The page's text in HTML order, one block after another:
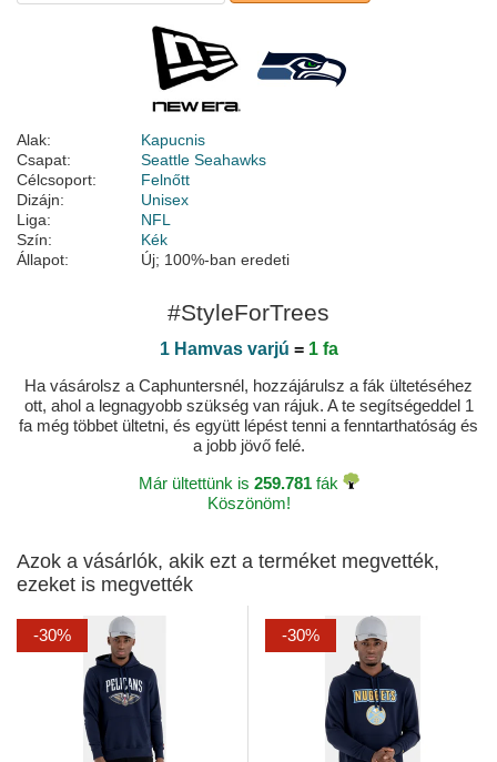
Alak:
Kapucnis
Csapat:
Seattle Seahawks
Célcsoport:
Felnőtt
Dizájn:
Unisex
Liga:
NFL
Szín:
Kék
Állapot:
Új; 100%-ban eredeti
#StyleForTrees
1 Hamvas varjú = 1 fa
Ha vásárolsz a Caphuntersnél, hozzájárulsz a fák ültetéséhez
ott, ahol a legnagyobb szükség van rájuk. A te segítségeddel 1
fa még többet ültetni, és együtt lépést tenni a fenntarthatóság és
a jobb jövő felé.
Már ültettünk is 259.781fák
Köszönöm!
Azok a vásárlók, akik ezt a terméket megvették,
ezeket is megvették
-30% -30%